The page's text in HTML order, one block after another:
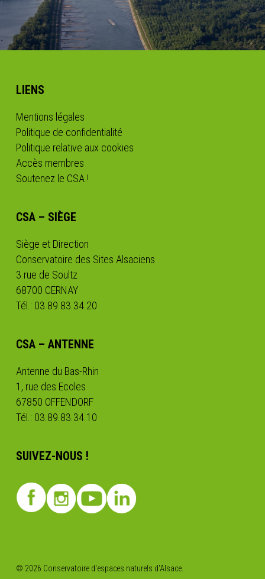
LIENS
Mentions légales
Politique de confidentialité
Politique relative aux cookies
Accès membres
Soutenez le CSA !
CSA – SIÈGE
Siège et Direction
Conservatoire des Sites Alsaciens
3 rue de Soultz
68700 CERNAY
Tél.: 03.89.83.34.20
CSA – ANTENNE
Antenne du Bas-Rhin
1, rue des Ecoles
67850 OFFENDORF
Tél.: 03.89.83.34.10
SUIVEZ-NOUS !
© 2026 Conservatoire d'espaces naturels d'Alsace.